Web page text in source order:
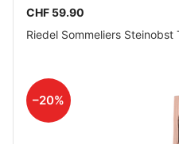
CHF 59.90
Riedel Sommeliers Steinobst
–20%